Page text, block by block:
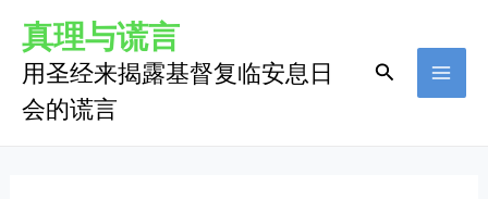
真理与谎言
用圣经来揭露基督复临安息日
会的谎言
搜
Post
navigation